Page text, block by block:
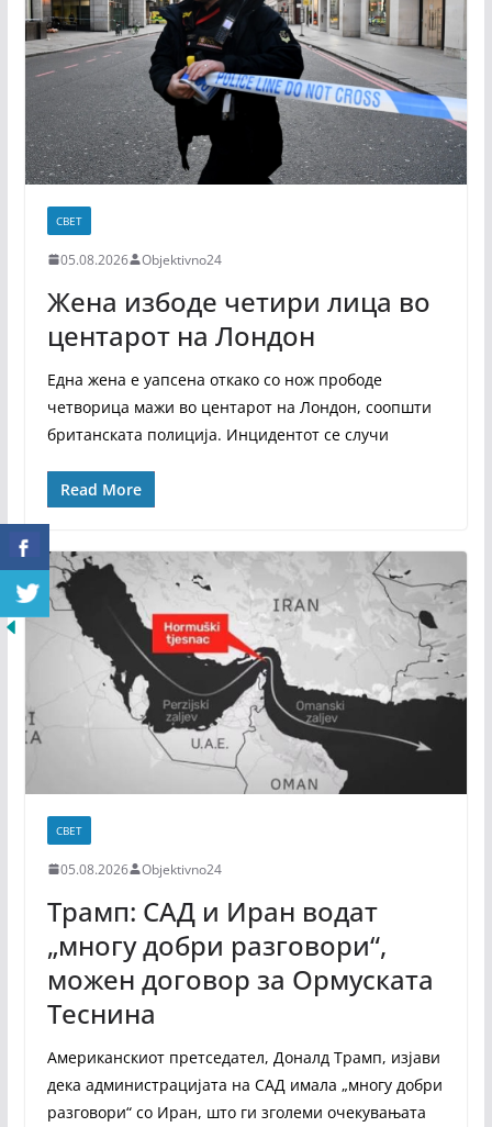
СВЕТ
05.08.2026 Objektivno24
Жена избоде четири лица во
центарот на Лондон
Една жена е уапсена откако со нож прободе
четворица мажи во центарот на Лондон, соопшти
британската полиција. Инцидентот се случи
Read More
СВЕТ
05.08.2026 Objektivno24
Трамп: САД и Иран водат
„многу добри разговори“,
можен договор за Ормуската
Теснина
Американскиот претседател, Доналд Трамп, изјави
дека администрацијата на САД имала „многу добри
разговори“ со Иран, што ги зголеми очекувањата